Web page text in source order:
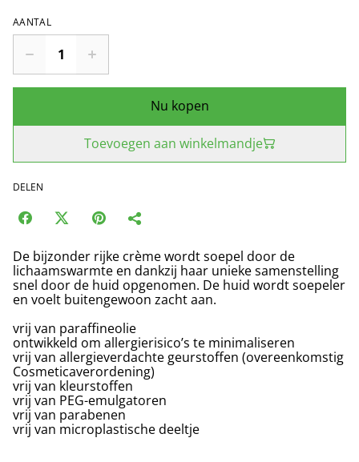
AANTAL
Nu kopen
Toevoegen aan winkelmandje
DELEN
De bijzonder rijke crème wordt soepel door de
lichaamswarmte en dankzij haar unieke samenstelling
snel door de huid opgenomen. De huid wordt soepeler
en voelt buitengewoon zacht aan.
vrij van paraffineolie
ontwikkeld om allergierisico’s te minimaliseren
vrij van allergieverdachte geurstoffen (overeenkomstig
Cosmeticaverordening)
vrij van kleurstoffen
vrij van PEG-emulgatoren
vrij van parabenen
vrij van microplastische deeltje